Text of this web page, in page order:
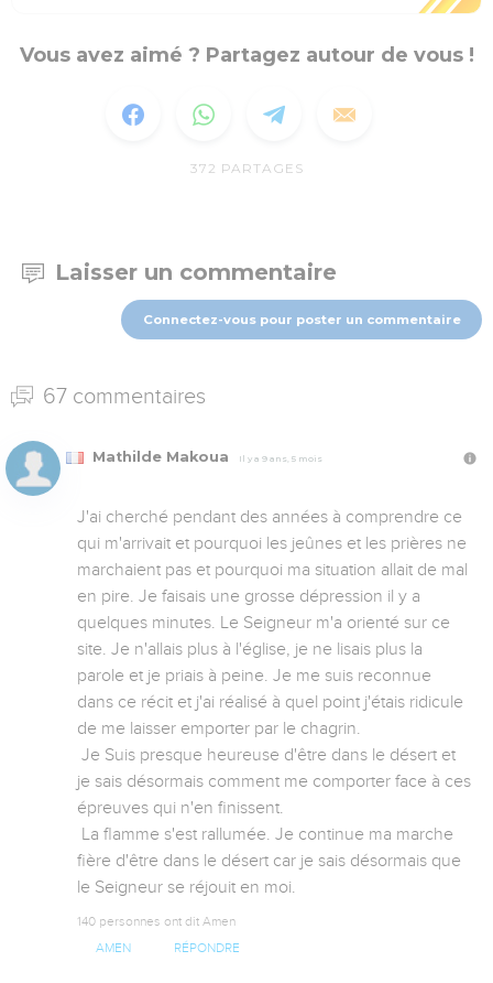
Vous avez aimé ? Partagez autour de vous !
372 PARTAGES
Laisser un commentaire
Connectez-vous pour poster un commentaire
67 commentaires
Mathilde Makoua Il y a 9 ans, 5 mois
J'ai cherché pendant des années à comprendre ce
qui m'arrivait et pourquoi les jeûnes et les prières ne
marchaient pas et pourquoi ma situation allait de mal
en pire. Je faisais une grosse dépression il y a
quelques minutes. Le Seigneur m'a orienté sur ce
site. Je n'allais plus à l'église, je ne lisais plus la
parole et je priais à peine. Je me suis reconnue
dans ce récit et j'ai réalisé à quel point j'étais ridicule
de me laisser emporter par le chagrin.
je sais désormais comment me comporter face à ces
épreuves qui n'en finissent.
fière d'être dans le désert car je sais désormais que
le Seigneur se réjouit en moi.
140 personnes ont dit Amen
AMEN RÉPONDRE